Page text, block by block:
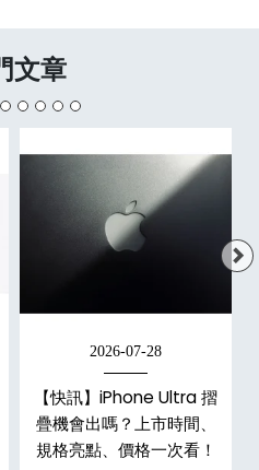
文章
2026-07-28
【快訊】iPhone Ultra 摺
疊機會出嗎？上市時間、
規格亮點、價格一次看！